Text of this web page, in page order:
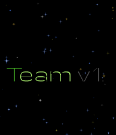
Team v1.